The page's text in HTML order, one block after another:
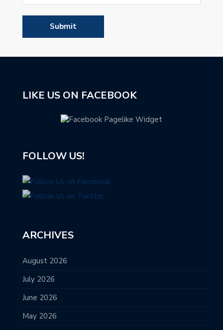
LIKE US ON FACEBOOK
FOLLOW US!
ARCHIVES
August 2026
July 2026
June 2026
May 2026